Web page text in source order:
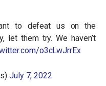
to defeat us on the
let them try. We haven’t
o3cLwJrrEx
July 7, 2022